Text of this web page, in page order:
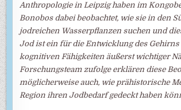
Anthropologie in Leipzig haben im
Bonobos dabei beobachtet, wie sie in den
jodreichen Wasserpflanzen suchen und
Jod ist ein für die Entwicklung des
kognitiven Fähigkeiten äußerst wichtiger
Forschungsteam zufolge erklären diese
möglicherweise auch, wie prähistorische
Region ihren Jodbedarf gedeckt haben